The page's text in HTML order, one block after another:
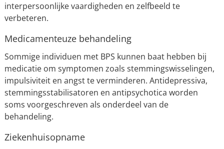
interpersoonlijke vaardigheden en zelfbeeld te
verbeteren.
Medicamenteuze behandeling
Sommige individuen met BPS kunnen baat hebben bij
medicatie om symptomen zoals stemmingswisselingen,
impulsiviteit en angst te verminderen. Antidepressiva,
stemmingsstabilisatoren en antipsychotica worden
soms voorgeschreven als onderdeel van de
behandeling.
Ziekenhuisopname